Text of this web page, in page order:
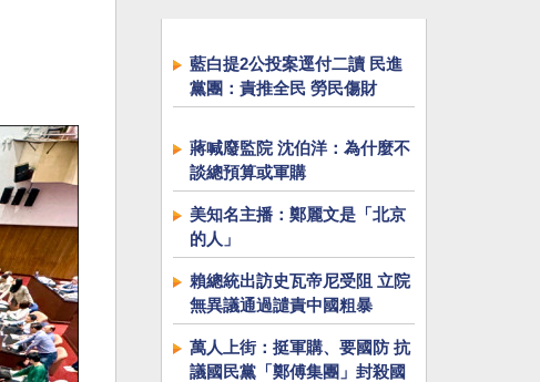
藍白提2公投案逕付二讀 民進
黨團：責推全民 勞民傷財
蔣喊廢監院 沈伯洋：為什麼不
談總預算或軍購
美知名主播：鄭麗文是「北京
的人」
賴總統出訪史瓦帝尼受阻 立院
無異議通過譴責中國粗暴
萬人上街：挺軍購、要國防 抗
議國民黨「鄭傅集團」封殺國